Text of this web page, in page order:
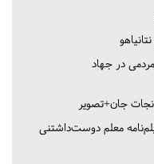
در جهاد
جان+تصویر
معلم دوست‌داشتنی